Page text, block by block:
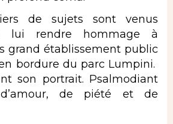
de sujets sont venus
lui rendre hommage à
grand établissement public
bordure du parc Lumpini.
portrait. Psalmodiant
de piété et de